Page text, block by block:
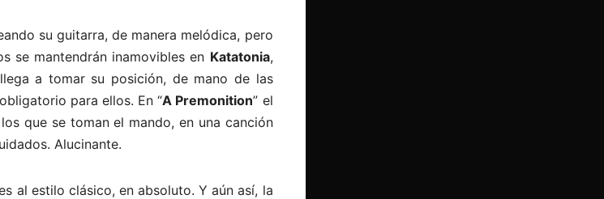
su guitarra, de manera melódica, pero
se mantendrán inamovibles en Katatonia,
a tomar su posición, de mano de las
para ellos. En “A Premonition” el
que se toman el mando, en una canción
Alucinante.
al estilo clásico, en absoluto. Y aún así, la